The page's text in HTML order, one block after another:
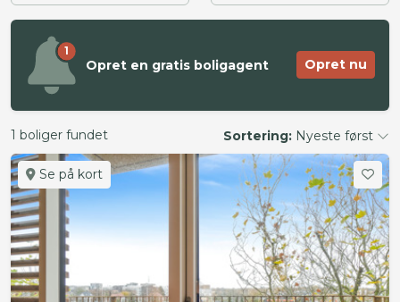
1
Opret en gratis boligagent Opret nu
1 boliger fundet Sortering: Nyeste først
Se på kort